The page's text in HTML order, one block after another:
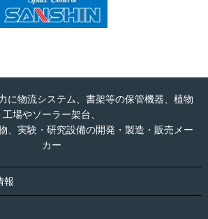
に物流システム、書架等の保管機器、植物
工場やソーラー架台、
、実験・研究設備の開発・製造・販売メー
カー
報